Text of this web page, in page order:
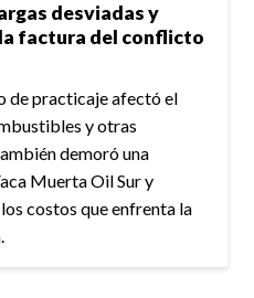
desviadas y
factura del conflicto
de practicaje afectó el
y otras
demoró una
Muerta Oil Sur y
costos que enfrenta la